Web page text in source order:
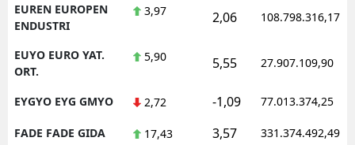
EUREN EUROPEN
ENDUSTRI
3,97 2,06 108.798.316,17
EUYO EURO YAT.
ORT.
5,90 5,55 27.907.109,90
EYGYO EYG GMYO 2,72 -1,09 77.013.374,25
FADE FADE GIDA 17,43 3,57 331.374.492,49